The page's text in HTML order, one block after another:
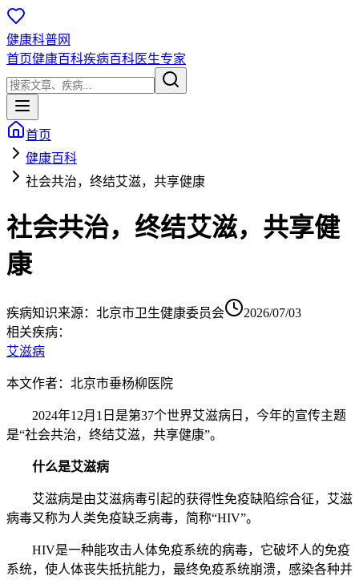
健康科普网
首页健康百科疾病百科医生专家
首页
健康百科
社会共治，终结艾滋，共享健康
社会共治，终结艾滋，共享健
康
疾病知识来源： 北京市卫生健康委员会
2026/07/03
相关疾病：
艾滋病
本文作者：北京市垂杨柳医院
2024年12月1日是第37个世界艾滋病日，今年的宣传主题
是“社会共治，终结艾滋，共享健康”。
什么是艾滋病
艾滋病是由艾滋病毒引起的获得性免疫缺陷综合征，艾滋
病毒又称为人类免疫缺乏病毒，简称“HIV”。
HIV是一种能攻击人体免疫系统的病毒，它破坏人的免疫
系统，使人体丧失抵抗能力，最终免疫系统崩溃，感染各种并